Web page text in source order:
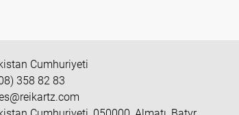
Cumhuriyeti
358 82 83